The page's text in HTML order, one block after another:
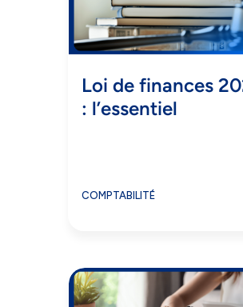
Loi de finances
: l’essentiel
COMPTABILITÉ